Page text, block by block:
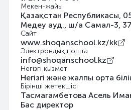
Мекен-жайы
Қазақстан Республикасы,
Медеу ауд., ш/а Самал-3,
Сайт
www.shoqanschool.kz/kk
Электрондық пошта
info@shoqanschool.kz
Негізгі қызметі
Негізгі және жалпы орта
Бірінші жетекшісі
Тасмагамбетова Асель
Бас директор